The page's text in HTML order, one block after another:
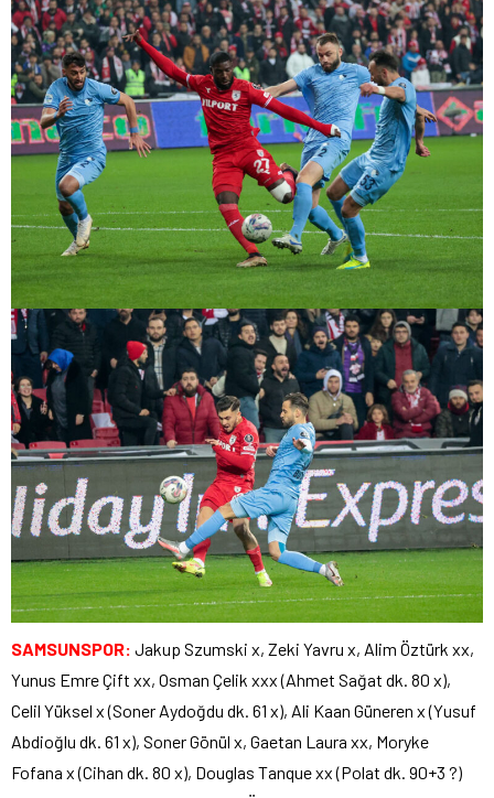
SAMSUNSPOR: Jakup Szumski x, Zeki Yavru x, Alim Öztürk xx,
Yunus Emre Çift xx, Osman Çelik xxx (Ahmet Sağat dk. 80 x),
Celil Yüksel x (Soner Aydoğdu dk. 61 x), Ali Kaan Güneren x (Yusuf
Abdioğlu dk. 61 x), Soner Gönül x, Gaetan Laura xx, Moryke
Fofana x (Cihan dk. 80 x), Douglas Tanque xx (Polat dk. 90+3 ?)